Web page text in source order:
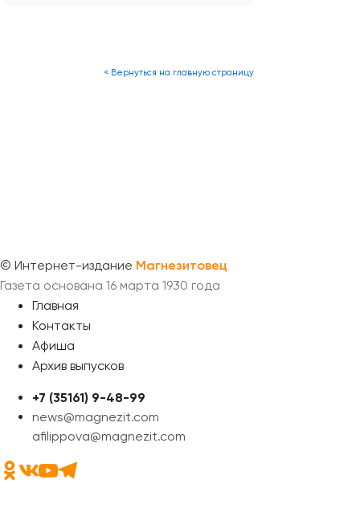
< Вернуться на главную страницу
© Интернет-издание Магнезитовец
Газета основана 16 марта 1930 года
Главная
Контакты
Афиша
Архив выпусков
+7 (35161) 9-48-99
news@magnezit.com
afilippova@magnezit.com